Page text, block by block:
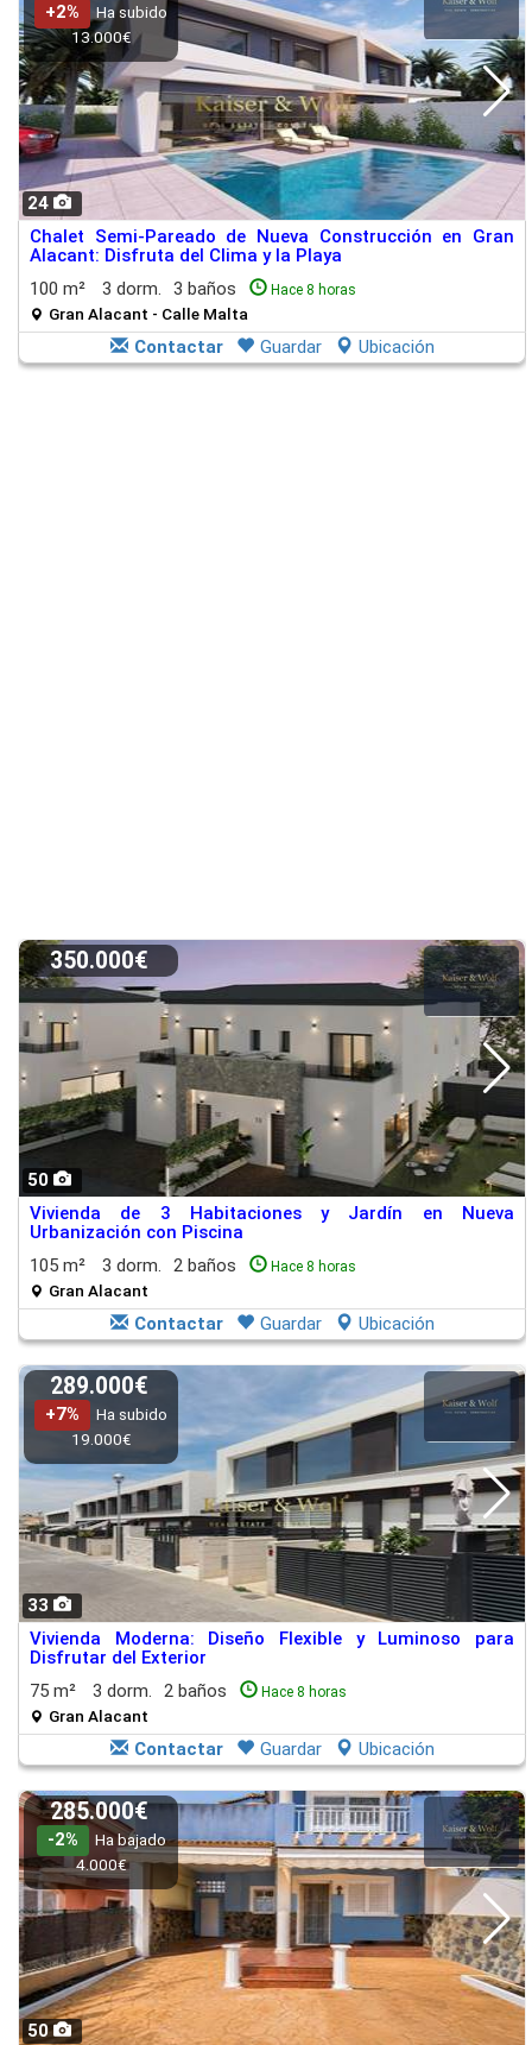
24
+2%
Ha subido
13.000€
Chalet Semi-Pareado de Nueva Construcción en Gran
Alacant: Disfruta del Clima y la Playa
100 m²
3 dorm. 3 baños Hace 8 horas
Gran Alacant - Calle Malta
Contactar Guardar Ubicación
50
350.000€
Vivienda de 3 Habitaciones y Jardín en Nueva
Urbanización con Piscina
105 m²
3 dorm. 2 baños Hace 8 horas
Gran Alacant
Contactar Guardar Ubicación
33
289.000€
+7%
Ha subido
19.000€
Vivienda Moderna: Diseño Flexible y Luminoso para
Disfrutar del Exterior
75 m²
3 dorm. 2 baños Hace 8 horas
Gran Alacant
Contactar Guardar Ubicación
50
285.000€
-2%
Ha bajado
4.000€